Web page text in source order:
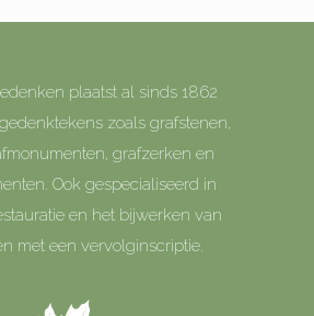
plaatst al sinds 1862
zoals grafstenen,
grafzerken en
Ook gespecialiseerd in
en het bijwerken van
met een vervolginscriptie.